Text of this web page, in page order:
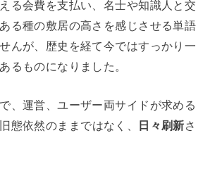
る会費を支払い、名士や知識人と交
る種の敷居の高さを感じさせる単語
んが、歴史を経て今ではすっかり一
るものになりました。
、運営、ユーザー両サイドが求める
態依然のままではなく、 日々刷新さ